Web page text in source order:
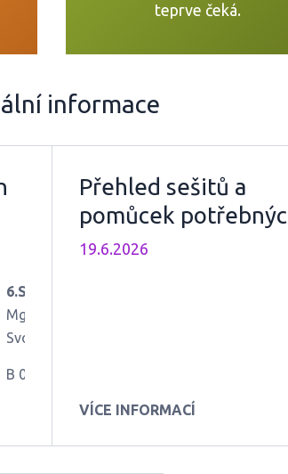
teprve čeká.
informace
6.S
Mgr. Zdena
Svobodová
B 08
B 04
Přehled sešitů a
pomůcek
pro výuku na školní
19.6.2026
VÍCE INFORMACÍ